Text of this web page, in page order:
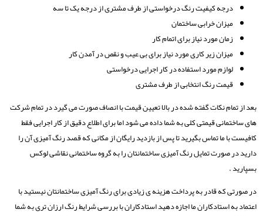
درجه کیفیت رنگ درخواستی از طرف مشتری از درجه یک تا سه
میزان خرابی ساختمان
زمان مورد نیاز برای اتمام کار
میزان زیر کاری مورد نیاز برای بی عیب و نقص در آمدن کار
لوازم مورد استفاده در کار اجرایی درخواستی
قیمت رنگ انتخابی از طرف مشتری
بعد از تمام نکات گفته شده در بالا تعیین قیمت با انصاف صورت می گیرد در تمام شرکت
های ساختمانی قیمتی کلی به شما داده می شود اما برای اطلاع دقیق از کار اجرایی فقط
کافیست با ما تماس بگیرید تا پس از بازدید رایگان از مکانی که قصد رنگ آمیزی آن را
دارید در صورت تمایل رنگ آمیزی ساختمانتان را به گروه ساختمانی نقاشی لوکس
بسپارید .
در صورتی که قادر به پرداخت هزینه ی زیادی برای رنگ آمیزی ساختمانتان نیستید با
اعتماد به استادکاران ما اجازه دهید استادکاران با بررسی شرایط رنگ ارزان تری به شما